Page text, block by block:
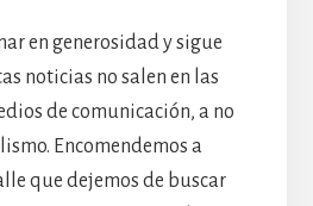
en generosidad y sigue
noticias no salen en las
de comunicación, a no
Encomendemos a
que dejemos de buscar